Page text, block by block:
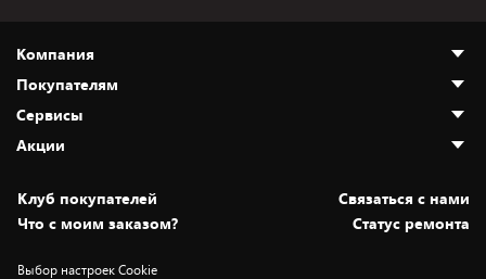
Компания
О нас
Адреса магазинов
Новости
Статьи и обзоры
Вакансии
Покупателям
Как сделать заказ
Оплата и доставка
Безналичный расчёт
Обмен и возврат товара
Сервисы
Установка техники
Для игровых консолей
Акции
Скидки и промокоды
Белорусские товары
Клуб покупателей
Cвязаться с нами
Что с моим заказом?
Статус ремонта
Выбор настроек Cookie